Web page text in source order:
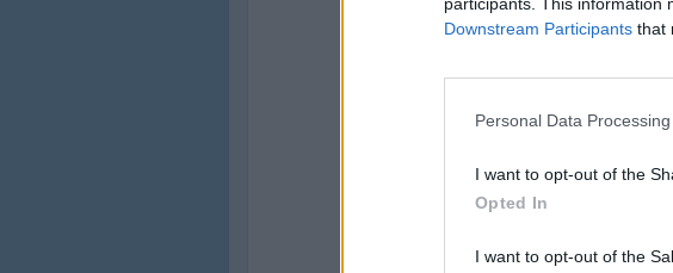
Downstream Participants that
Personal Data
I want to opt-out of the
Opted In
I want to opt-out of the